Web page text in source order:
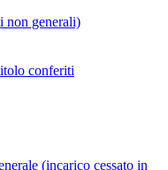
non generali)
conferiti
(incarico cessato in